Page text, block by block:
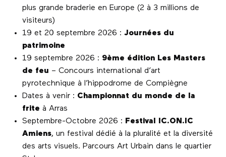
plus grande braderie en Europe (2 à 3 millions de
visiteurs)
19 et 20 septembre 2026 : Journées du
patrimoine
19 septembre 2026 : 9ème édition Les Masters
de feu – Concours international d’art
pyrotechnique à l’hippodrome de Compiègne
Dates à venir : Championnat du monde de la
frite à Arras
Septembre-Octobre 2026 : Festival IC.ON.IC
Amiens, un festival dédié à la pluralité et la diversité
des arts visuels. Parcours Art Urbain dans le quartier